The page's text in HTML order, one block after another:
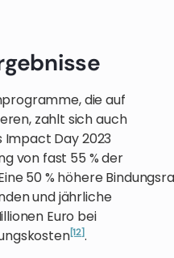
die auf
zahlt sich auch
Day 2023
von fast 55 % der
50 % höhere
und jährliche
Euro bei
[12].